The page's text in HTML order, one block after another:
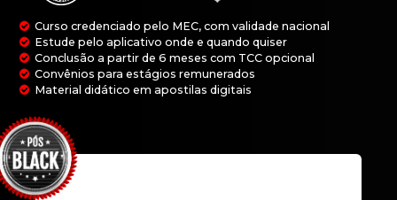
ESTRATÉGICA
Estude pelo aplicativo onde e quando quiser
Conclusão a partir de 6 meses com TCC
Convênios para estágios remunerados
Material didático em apostilas digitais